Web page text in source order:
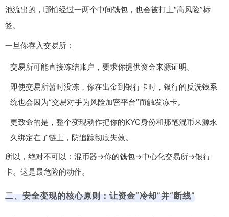
池流出的，哪怕经过一两个中间钱包，也会被打上“高风险”标
签。
一旦你存入交易所：
交易所可能直接冻结账户，要求你提供资金来源证明。
即使交易所暂时没冻，你在出金到银行卡时，银行的反洗钱系
统也会因为“交易对手为风险加密平台”而触发冻卡。
更致命的是，整个变现动作把你的KYC身份和那笔混币来源永
久绑定在了链上，防追踪彻底失效。
所以，绝对不可以：混币器→你的钱包→中心化交易所→银行
卡。这是最危险的动作。
二、安全变现的核心原则：让资金“冷却”并“断线”